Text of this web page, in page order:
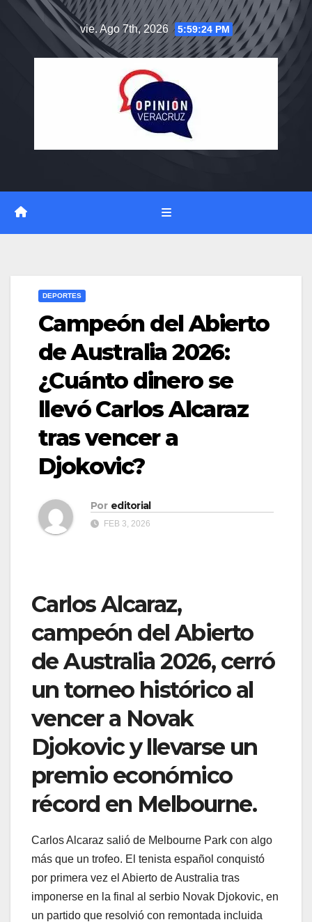
vie. Ago 7th, 2026 5:59:25 PM
DEPORTES
Campeón del Abierto
de Australia 2026:
¿Cuánto dinero se
llevó Carlos Alcaraz
tras vencer a
Djokovic?
Por editorial
FEB 3, 2026
Carlos Alcaraz,
campeón del Abierto
de Australia 2026, cerró
un torneo histórico al
vencer a Novak
Djokovic y llevarse un
premio económico
récord en Melbourne.
Carlos Alcaraz salió de Melbourne Park con algo
más que un trofeo. El tenista español conquistó
por primera vez el Abierto de Australia tras
imponerse en la final al serbio Novak Djokovic, en
un partido que resolvió con remontada incluida